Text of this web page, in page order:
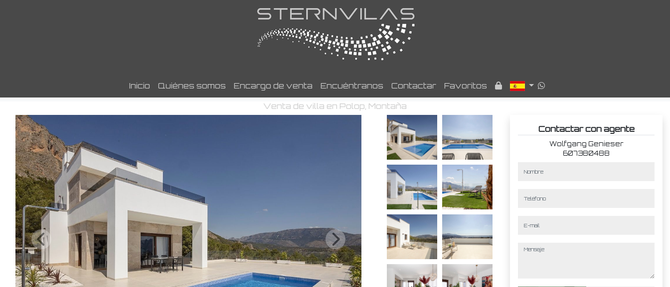
Inicio Quiénes somos Encargo de venta Encuéntranos Contactar Favoritos
Venta de villa en Polop, Montaña
Contactar con agente
Wolfgang Genieser
607380488
mensaje